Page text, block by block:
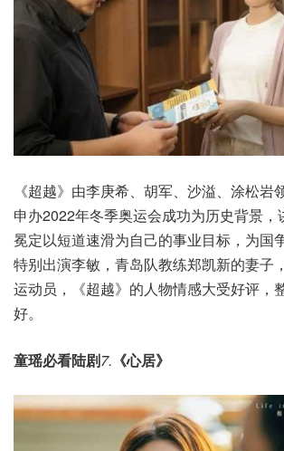
《超越》由李庚希、胡军、沙溢、涂松岩
申办2022年冬季奥运会成功为历史背景，
冕定以短道速滑为自己的事业目标，为国
特别出演李敏，青岛队教练郑凯新的妻子
运动员，《超越》的人物情感大受好评，
好。
童瑶必看陆剧7. 《心居》